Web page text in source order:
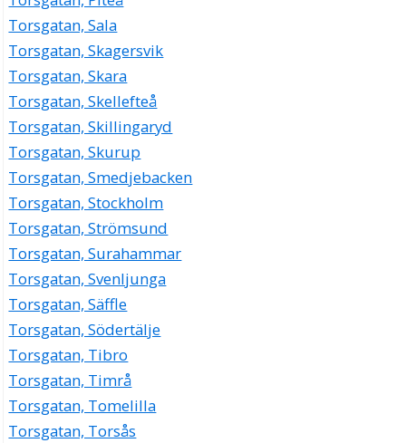
Torsgatan, Sala
Torsgatan, Skagersvik
Torsgatan, Skara
Torsgatan, Skellefteå
Torsgatan, Skillingaryd
Torsgatan, Skurup
Torsgatan, Smedjebacken
Torsgatan, Stockholm
Torsgatan, Strömsund
Torsgatan, Surahammar
Torsgatan, Svenljunga
Torsgatan, Säffle
Torsgatan, Södertälje
Torsgatan, Tibro
Torsgatan, Timrå
Torsgatan, Tomelilla
Torsgatan, Torsås